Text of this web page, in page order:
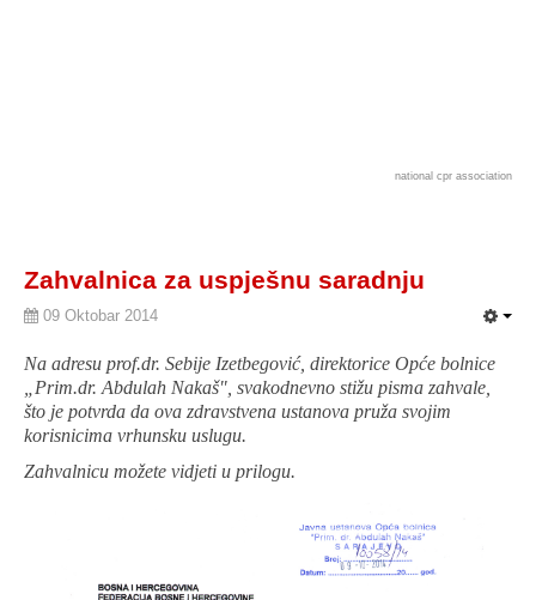
national cpr association
Zahvalnica za uspješnu saradnju
09 Oktobar 2014
Na adresu prof.dr. Sebije Izetbegović, direktorice Opće bolnice
„Prim.dr. Abdulah Nakaš", svakodnevno stižu pisma zahvale,
što je potvrda da ova zdravstvena ustanova pruža svojim
korisnicima vrhunsku uslugu.
Zahvalnicu možete vidjeti u prilogu.